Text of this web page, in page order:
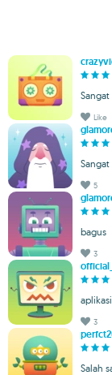
Sangat
Like
5
bagus
3
3
Salah